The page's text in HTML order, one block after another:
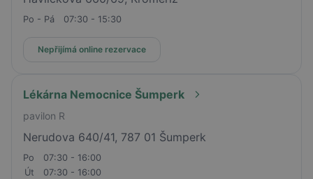
Po - Pá 07:30 - 15:30
Nepřijímá online rezervace
Lékárna Nemocnice Šumperk
pavilon R
Nerudova 640/41, 787 01 Šumperk
Po
07:30 - 16:00
Út
07:30 - 16:00